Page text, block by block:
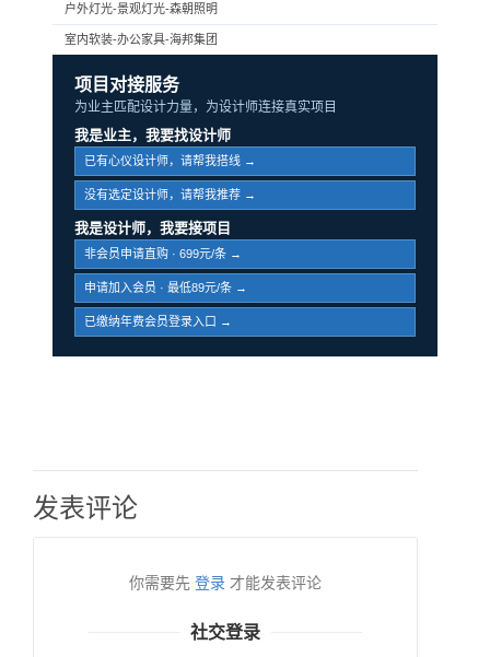
户外灯光-景观灯光-森朝照明
室内软装-办公家具-海邦集团
项目对接服务
为业主匹配设计力量，为设计师连接真实项目
我是业主，我要找设计师
已有心仪设计师，请帮我搭线 →
没有选定设计师，请帮我推荐 →
我是设计师，我要接项目
非会员申请直购 · 699元/条 →
申请加入会员 · 最低89元/条 →
已缴纳年费会员登录入口 →
发表评论
你需要先 登录 才能发表评论
社交登录